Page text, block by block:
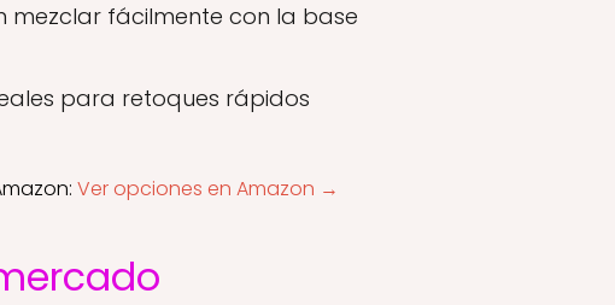
mezclar fácilmente con la base
para retoques rápidos
Ver opciones en Amazon →